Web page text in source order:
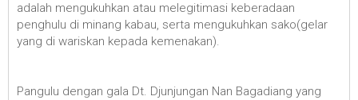
adalah mengukuhkan atau melegitimasi keberadaan
penghulu di minang kabau, serta mengukuhkan sako(gelar
yang di wariskan kepada kemenakan).
Pangulu dengan gala Dt. Djunjungan Nan Bagadiang yang